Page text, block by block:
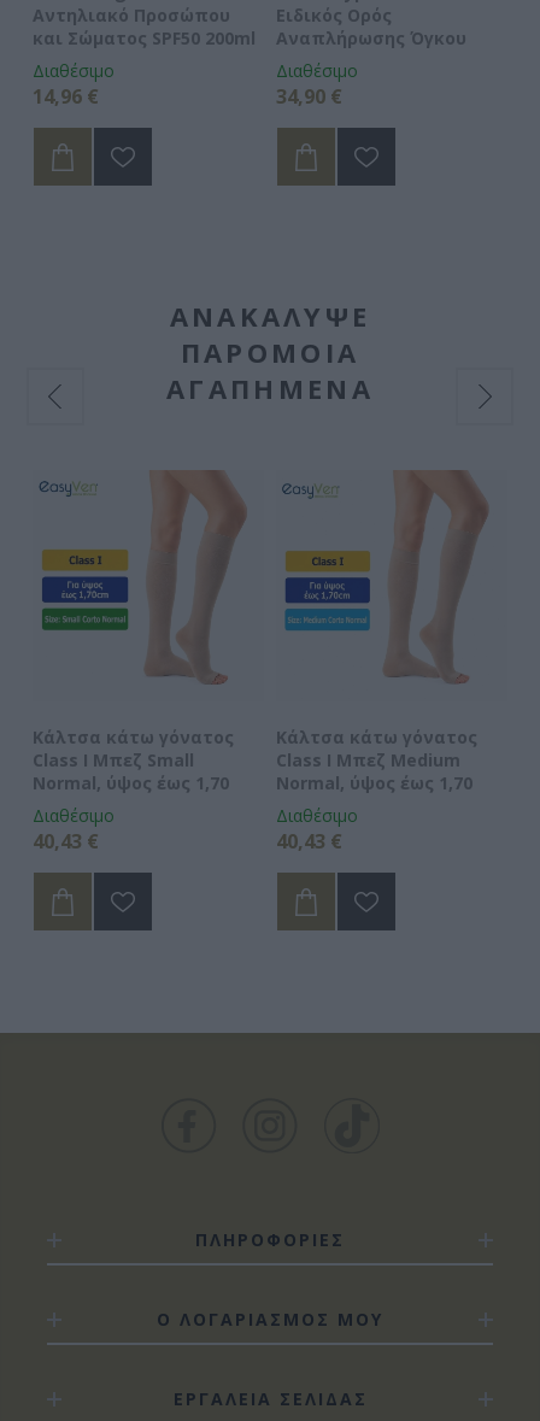
Αντηλιακό Προσώπου
και Σώματος SPF50 200ml
Διαθέσιμο
14,96 €
Ειδικός Ορός
Αναπλήρωσης Όγκου
Διαθέσιμο
34,90 €
ΑΝΑΚΆΛΥΨΕ
ΠΑΡΌΜΟΙΑ
ΑΓΑΠΗΜΈΝΑ
Κάλτσα κάτω γόνατος
Class I Μπεζ Small
Normal, ύψος έως 1,70
Διαθέσιμο
40,43 €
Κάλτσα κάτω γόνατος
Class I Μπεζ Medium
Normal, ύψος έως 1,70
Διαθέσιμο
40,43 €
ΠΛΗΡΟΦΟΡΙΕΣ
Ο ΛΟΓΑΡΙΑΣΜΟΣ ΜΟΥ
ΕΡΓΑΛΕΙΑ ΣΕΛΙΔΑΣ